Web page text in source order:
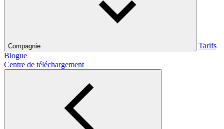
Compagnie
Tarifs
Blogue
Centre de téléchargement